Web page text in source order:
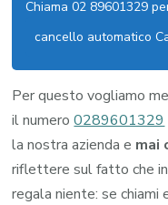
Chiama 02 89601329
cancello automatico
Per questo vogliamo
il numero0289601329
la nostra azienda e mai
riflettere sul fatto che
regala niente: se chiami